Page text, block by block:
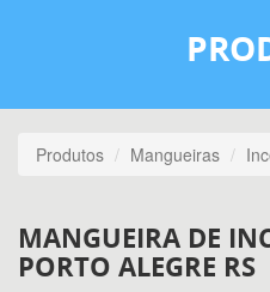
Produtos Mangueiras
MANGUEIRA DE
PORTO ALEGRE RS